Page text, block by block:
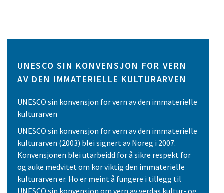
UNESCO SIN KONVENSJON FOR VERN
AV DEN IMMATERIELLE KULTURARVEN
UNESCO sin konvensjon for vern av den immaterielle
kulturarven
UNESCO sin konvensjon for vern av den immaterielle
kulturarven (2003) blei signert av Noreg i 2007.
Konvensjonen blei utarbeidd for å sikre respekt for
og auke medvitet om kor viktig den immaterielle
kulturarven er. Ho er meint å fungere i tillegg til
UNESCO sin konvensjon om vern av verdas kultur- og